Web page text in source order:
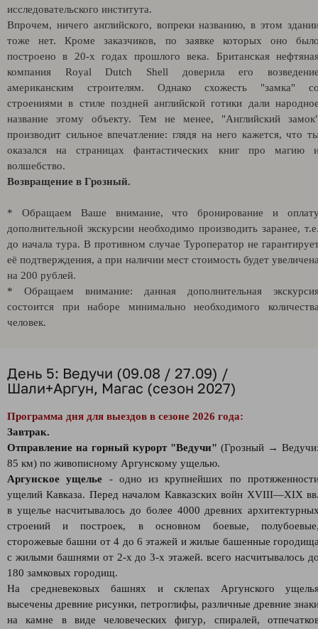
исследовательского института.
Впрочем, ничего английского, вопреки названию, в этом
тоже нет. Кроме заказчиков, по заявке которых оно
построено в 20-х годах прошлого века. Британская
компания Royal Dutch Shell доверила его
американским строителям. Однако схожесть "замка"
строениями в стиле поздней английской готики дали
название этому объекту. Тем не менее, "Английский
производит сильное впечатление: глядя на него кажется, что
оказался на страницах фантастических книг про магию
волшебство.
Возвращение в Грозный.
* Обращаем Ваше внимание, что бронирование и
дополнительной экскурсии необходимо производить заранее,
до начала тура. В противном случае Туроператор не
её подтверждения, а при наличии мест стоимость будет
на 200 рублей.
* Обращаем внимание: данная дополнительная
состоится при наборе минимально необходимого
человек.
День 5: Ведучи (09.08 / 27.09) /
Шали+Аргун, Магас (сезон 2027)
Программа дня для выездов в сезоне 2026 года:
Завтрак.
Отправление на горный курорт "Ведучи" (Грозный →
85 км) по живописному Аргунскому ущелью.
Аргунское ущелье - одно из крупнейших по
ущелий Кавказа. Перед началом Кавказских войн XVIII—XIX
в ущелье насчитывалось до более 4000 древних
строений и построек, в основном боевые,
сторожевые башни от 4 до 6 этажей и жилые башенные
с жилыми башнями от 2-х до 3-х этажей. всего насчитывалось
180 замковых городищ.
На средневековых башнях и склепах Аргунского
высечены древние рисунки, петроглифы, различные древние
на камне в виде человеческих фигур, спиралей,